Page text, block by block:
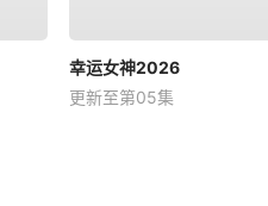
幸运女神2026
更新至第05集